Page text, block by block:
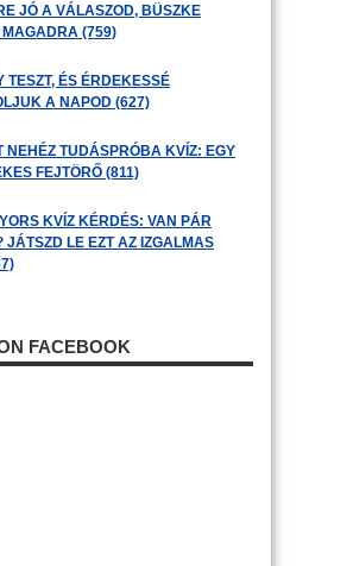
JÓ A VÁLASZOD, BÜSZKE
MAGADRA (759)
TESZT, ÉS ÉRDEKESSÉ
A NAPOD (627)
NEHÉZ TUDÁSPRÓBA KVÍZ: EGY
FEJTÖRŐ (811)
KVÍZ KÉRDÉS: VAN PÁR
JÁTSZD LE EZT AZ IZGALMAS
FACEBOOK